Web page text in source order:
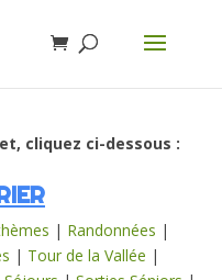
cliquez ci-dessous :
| Randonnées |
| Tour de la Vallée |